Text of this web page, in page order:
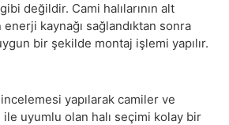
değildir. Cami halılarının alt
enerji kaynağı sağlandıktan sonra
bir şekilde montaj işlemi yapılır.
incelemesi yapılarak camiler ve
uyumlu olan halı seçimi kolay bir